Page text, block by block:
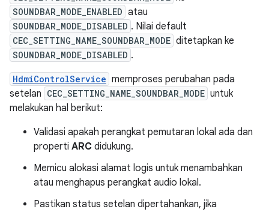
SOUNDBAR_MODE_ENABLED atau
SOUNDBAR_MODE_DISABLED . Nilai default
CEC_SETTING_NAME_SOUNDBAR_MODE ditetapkan ke
SOUNDBAR_MODE_DISABLED .
HdmiControlService memproses perubahan pada
setelan CEC_SETTING_NAME_SOUNDBAR_MODE untuk
melakukan hal berikut:
Validasi apakah perangkat pemutaran lokal ada dan
properti ARC didukung.
Memicu alokasi alamat logis untuk menambahkan
atau menghapus perangkat audio lokal.
Pastikan status setelan dipertahankan, jika